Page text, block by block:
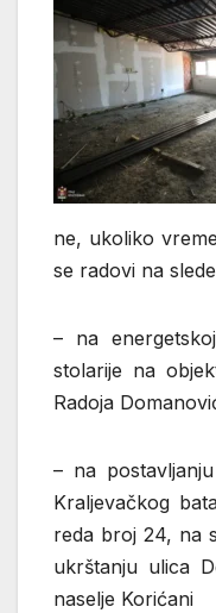
ne, ukoliko
se radovi na
– na
stolarije na
Radoja
– na
Kraljevačkog
reda broj 24, na
ukrštanju ulica
naselje Korićani